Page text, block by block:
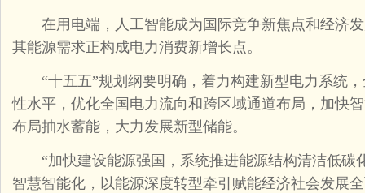
在用电端，人工智能成为国际竞争新焦点和经济发
其能源需求正构成电力消费新增长点。
“十五五”规划纲要明确，着力构建新型电力系统，
性水平，优化全国电力流向和跨区域通道布局，加快
布局抽水蓄能，大力发展新型储能。
“加快建设能源强国，系统推进能源结构清洁低碳
智慧智能化，以能源深度转型牵引赋能经济社会发展